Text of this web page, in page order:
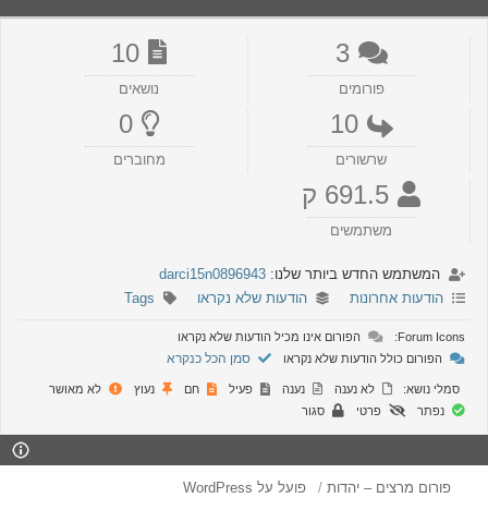
3
פורומים
10
נושאים
10
שרשורים
0
מחוברים
691.5 ק
משתמשים
המשתמש החדש ביותר שלנו: darci15n0896943
הודעות אחרונות
הודעות שלא נקראו Tags
Forum Icons:
הפורום אינו מכיל הודעות שלא נקראו
הפורום כולל הודעות שלא נקראו
סמן הכל כנקרא
סמלי נושא: לא נענה נענה פעיל חם נעוץ
לא מאושר
נפתר
פרטי סגור
פורום מרצים – יהדות פועל על WordPress